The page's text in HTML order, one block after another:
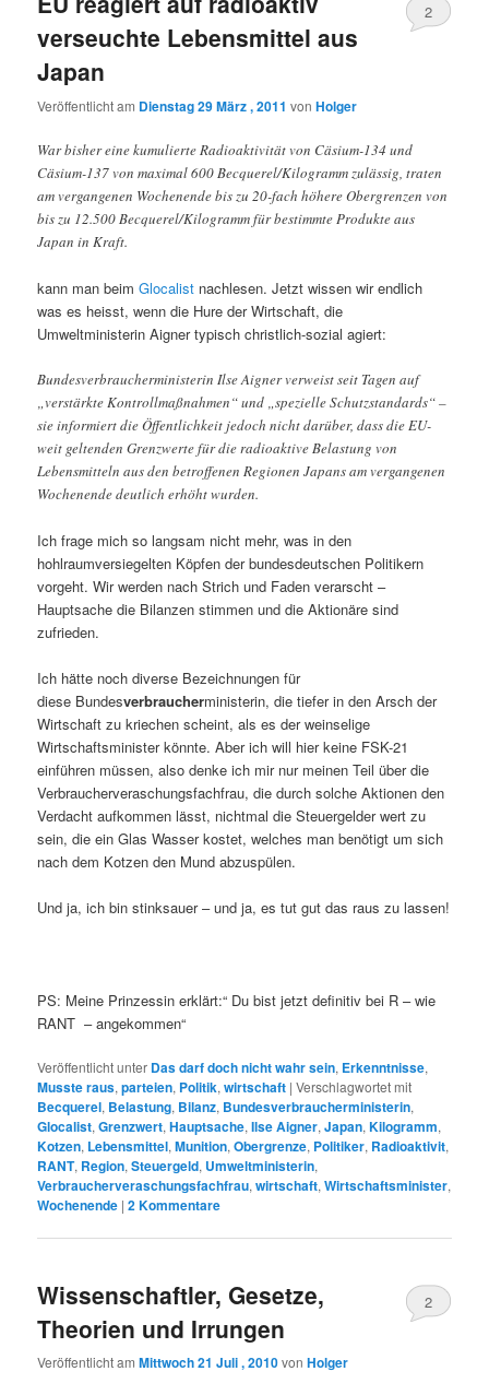
verseuchte Lebensmittel aus
Japan
Veröffentlicht am Dienstag 29 März , 2011 vonHolger
2
War bisher eine kumulierte Radioaktivität von Cäsium-134 und
Cäsium-137 von maximal 600 Becquerel/Kilogramm zulässig, traten
am vergangenen Wochenende bis zu 20-fach höhere Obergrenzen von
bis zu 12.500 Becquerel/Kilogramm für bestimmte Produkte aus
Japan in Kraft.
kann man beimGlocalist nachlesen. Jetzt wissen wir endlich
was es heisst, wenn die Hure der Wirtschaft, die
Umweltministerin Aigner typisch christlich-sozial agiert:
Bundesverbraucherministerin Ilse Aigner verweist seit Tagen auf
„verstärkte Kontrollmaßnahmen“ und „spezielle Schutzstandards“ –
sie informiert die Öffentlichkeit jedoch nicht darüber, dass die EU-
weit geltenden Grenzwerte für die radioaktive Belastung von
Lebensmitteln aus den betroffenen Regionen Japans am vergangenen
Wochenende deutlich erhöht wurden.
Ich frage mich so langsam nicht mehr, was in den
hohlraumversiegelten Köpfen der bundesdeutschen Politikern
vorgeht. Wir werden nach Strich und Faden verarscht –
Hauptsache die Bilanzen stimmen und die Aktionäre sind
zufrieden.
Ich hätte noch diverse Bezeichnungen für
diese Bundesverbraucherministerin, die tiefer in den Arsch der
Wirtschaft zu kriechen scheint, als es der weinselige
Wirtschaftsminister könnte. Aber ich will hier keine FSK-21
einführen müssen, also denke ich mir nur meinen Teil über die
Verbraucherveraschungsfachfrau, die durch solche Aktionen den
Verdacht aufkommen lässt, nichtmal die Steuergelder wert zu
sein, die ein Glas Wasser kostet, welches man benötigt um sich
nach dem Kotzen den Mund abzuspülen.
Und ja, ich bin stinksauer – und ja, es tut gut das raus zu lassen!
PS: Meine Prinzessin erklärt:“ Du bist jetzt definitiv bei R – wie
RANT – angekommen“
Veröffentlicht unter Das darf doch nicht wahr sein, Erkenntnisse,
Musste raus,parteien, Politik,wirtschaft |Verschlagwortet mit
Becquerel, Belastung, Bilanz, Bundesverbraucherministerin,
Glocalist,Grenzwert,Hauptsache,Ilse Aigner,Japan,Kilogramm,
Kotzen, Lebensmittel,Munition,Obergrenze, Politiker, Radioaktivit,
RANT, Region,Steuergeld, Umweltministerin,
Verbraucherveraschungsfachfrau,wirtschaft,Wirtschaftsminister,
Wochenende |2Kommentare
Wissenschaftler, Gesetze,
Theorien und Irrungen
Veröffentlicht amMittwoch 21 Juli , 2010vonHolger
2